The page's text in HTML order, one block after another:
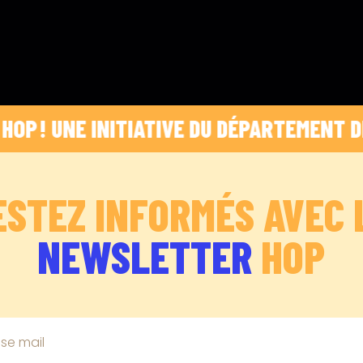
INITIATIVE DU DÉPARTEMENT DES
INFORMÉS AVEC
NEWSLETTER HOP
mail